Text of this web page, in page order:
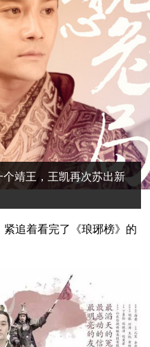
靖王，王凯再次苏出新
追着看完了《琅琊榜》的